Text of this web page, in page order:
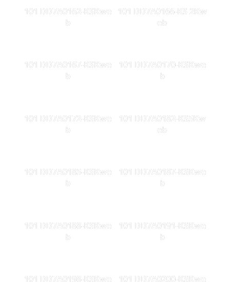
101 DD7A0162-KSKwe
b
101 DD7A0166-KS 2Kw
eb
101 DD7A0167-KSKwe
b
101 DD7A0170-KSKwe
b
101 DD7A0172-KSKwe
b
101 DD7A0182-KS5Kw
eb
101 DD7A0185-KSKwe
b
101 DD7A0187-KSKwe
b
101 DD7A0188-KSKwe
b
101 DD7A0191-KSKwe
b
101 DD7A0198-KSKwe
101 DD7A0200-KSKwe